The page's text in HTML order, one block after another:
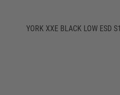
YORK XXE BLACK LOW ESD